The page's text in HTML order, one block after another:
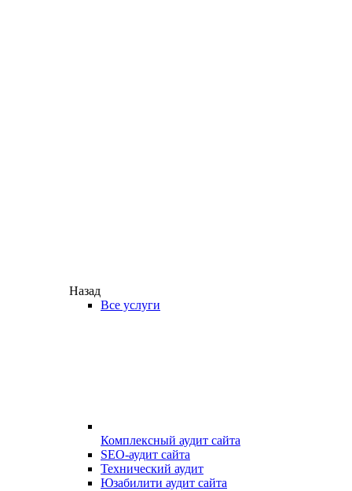
Назад
Все услуги
Комплексный аудит сайта
SEO-аудит сайта
Технический аудит
Юзабилити аудит сайта